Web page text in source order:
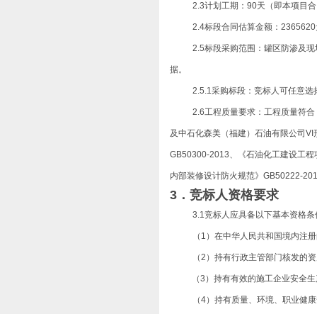
2.3计划工期： 90天（即本项目
2.4标段合同估算金额 ： 2365620
2.5标段采购范围：罐区防渗及
据。
2.5.1采购标段：竞标人可任意
2.6工程质量要求：工程质量符
及中石化森美（福建）石油有限公司
GB50300-2013、《石油化工建设工
内部装修设计防火规范》GB50222-
3．竞标人资格要求
3.1竞标人应具备以下基本资格条
（ 1） 在中华人民共和国境内注
（2）持有行政主管部门核发的
（3）持有有效的施工企业安全
（4）持有质量、环境、职业健